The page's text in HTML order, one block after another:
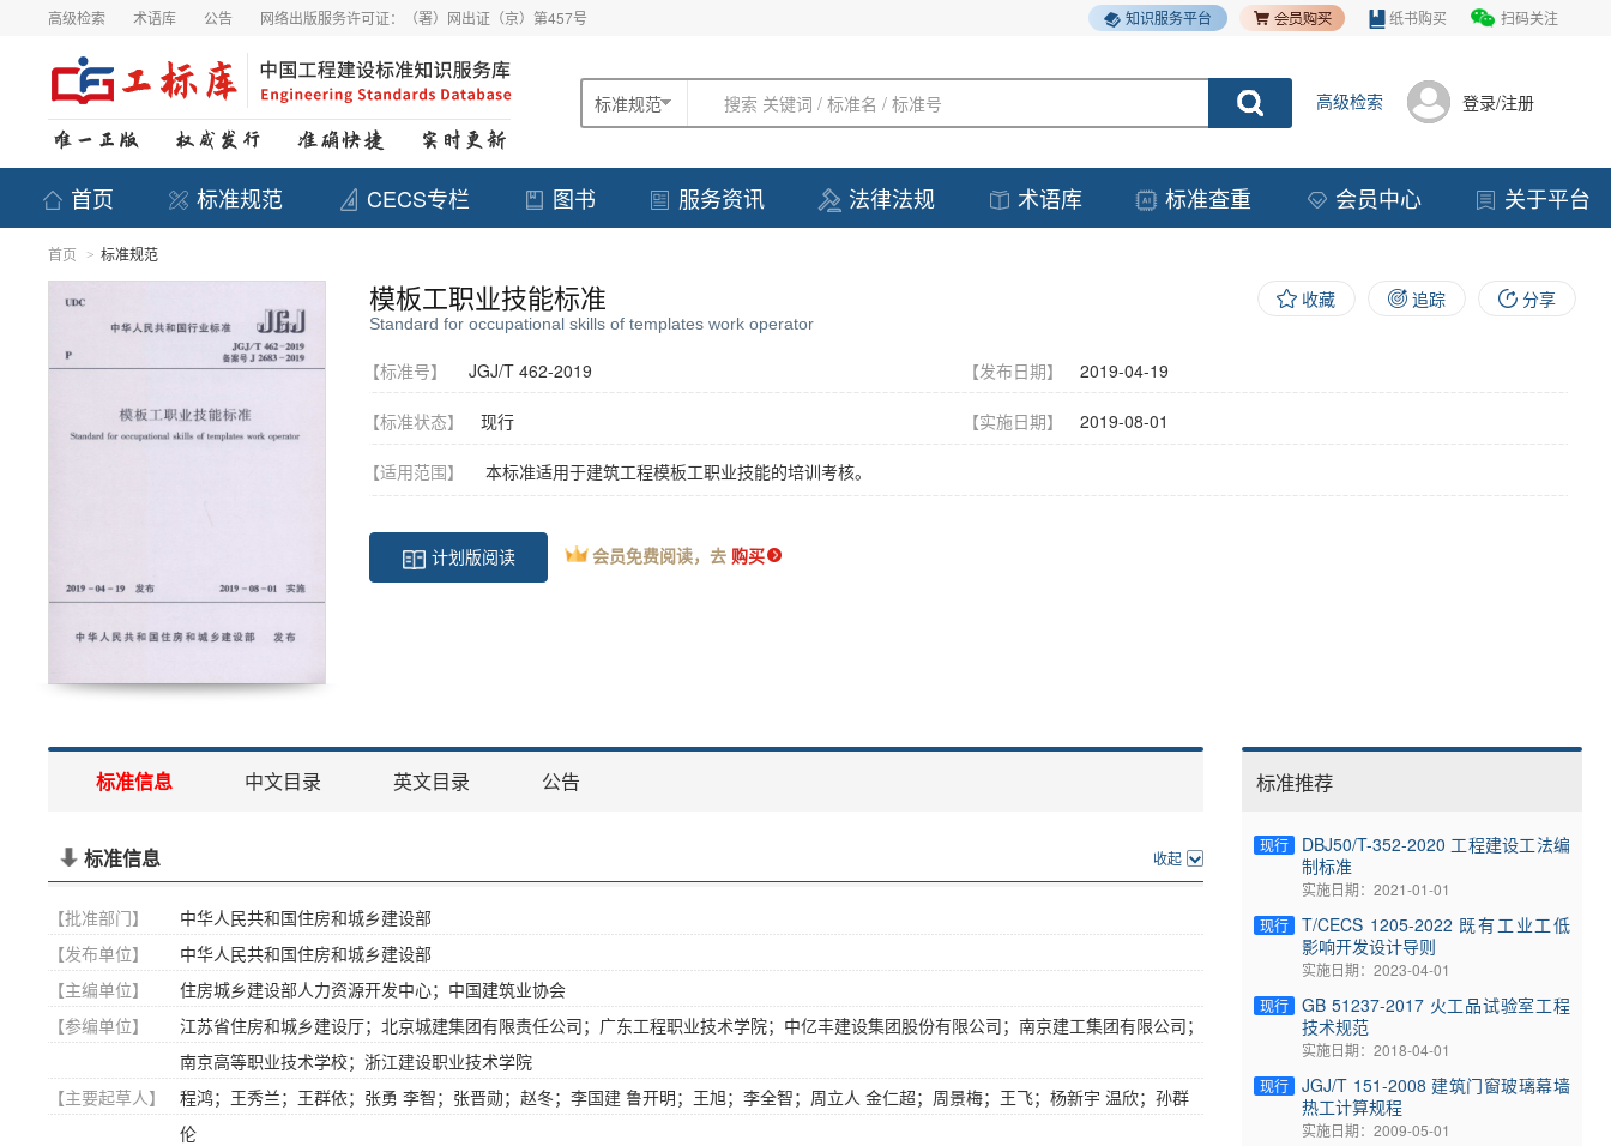
高级检索 术语库 公告 网络出版服务许可证：（署）网出证（京）第457号 知识服务平台 纸书购买 扫码关注
标准规范 搜索 关键词 / 标准名 / 标准号 高级检索 登录/注册
首页 标准规范 CECS专栏 图书 服务资讯 法律法规 术语库 标准查重 会员中心 关于平台
首页 > 标准规范
模板工职业技能标准
Standard for occupational skills of templates work operator
【标准号】 JGJ/T 462-2019 【发布日期】 2019-04-19
【标准状态】 现行 【实施日期】 2019-08-01
【适用范围】 本标准适用于建筑工程模板工职业技能的培训考核。
计划版阅读 会员免费阅读，去 购买
收藏 追踪 分享
标准信息 中文目录 英文目录 公告
收起
标准信息
【批准部门】
中华人民共和国住房和城乡建设部
【发布单位】
中华人民共和国住房和城乡建设部
【主编单位】
住房城乡建设部人力资源开发中心；中国建筑业协会
【参编单位】
江苏省住房和城乡建设厅；北京城建集团有限责任公司；广东工程职业技术学院；中亿丰建设集团股份有限公司；南京建工集团有限公司；
南京高等职业技术学校；浙江建设职业技术学院
【主要起草人】
程鸿；王秀兰；王群依；张勇 李智；张晋勋；赵冬；李国建 鲁开明；王旭；李全智；周立人 金仁超；周景梅；王飞；杨新宇 温欣；孙群
伦
标准推荐
现行
DBJ50/T-352-2020 工程建设工法编
制标准
实施日期：2021-01-01
现行
T/CECS 1205-2022 既有工业工低
影响开发设计导则
实施日期：2023-04-01
现行
GB 51237-2017 火工品试验室工程
技术规范
实施日期：2018-04-01
现行
JGJ/T 151-2008 建筑门窗玻璃幕墙
热工计算规程
实施日期：2009-05-01